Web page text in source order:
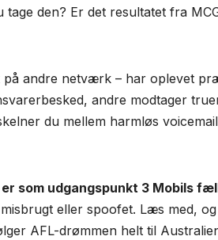
tage den? Er det resultatet fra
andre netværk – har oplevet
andre modtager
du mellem harmløs
som udgangspunkt 3 Mobils
eller spoofet. Læs med,
AFL-drømmen helt til